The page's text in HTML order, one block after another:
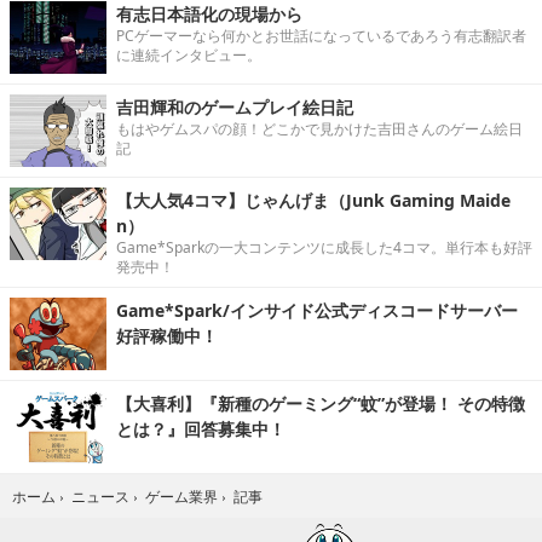
有志日本語化の現場から
PCゲーマーなら何かとお世話になっているであろう有志翻訳者
に連続インタビュー。
吉田輝和のゲームプレイ絵日記
もはやゲムスパの顔！どこかで見かけた吉田さんのゲーム絵日
記
【大人気4コマ】じゃんげま（Junk Gaming Maide
n）
Game*Sparkの一大コンテンツに成長した4コマ。単行本も好評
発売中！
Game*Spark/インサイド公式ディスコードサーバー
好評稼働中！
【大喜利】『新種のゲーミング“蚊”が登場！ その特徴
とは？』回答募集中！
ホーム › ニュース › ゲーム業界 › 記事